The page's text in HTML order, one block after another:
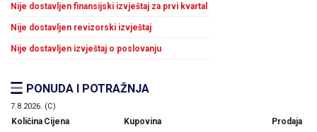
Nije dostavljen finansijski izvještaj za prvi kvartal
Nije dostavljen revizorski izvještaj
Nije dostavljen izvještaj o poslovanju
PONUDA I POTRAŽNJA
7.8.2026. (C)
Količina Cijena Kupovina Prodaja